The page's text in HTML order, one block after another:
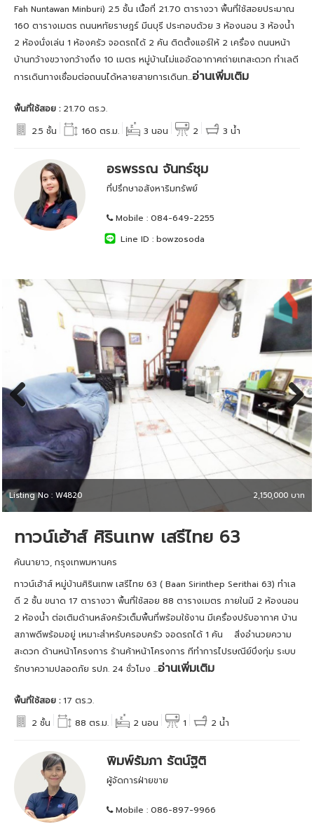
Fah Nuntawan Minburi) 2.5 ชั้น เนื้อที่ 21.70 ตารางวา พื้นที่ใช้สอยประมาณ
160 ตารางเมตร ถนนหทัยราษฎร์ มีนบุรี ประกอบด้วย 3 ห้องนอน 3 ห้องน้ำ
2 ห้องนั่งเล่น 1 ห้องครัว จอดรถได้ 2 คัน ติดตั้งแอร์ให้ 2 เครื่อง ถนนหน้า
บ้านกว้างขวางกว้างถึง 10 เมตร หมู่บ้านไม่แออัดอากาศถ่ายเทสะดวก ทำเลดี
การเดินทางเชื่อมต่อถนนได้หลายสายการเดินท...อ่านเพิ่มเติม
พื้นที่ใช้สอย :21.70 ตร.ว.
2.5 ชั้น
160 ตร.ม. 3 นอน 2 3 น้ำ
อรพรรณ จันทร์ชุม
ที่ปรึกษาอสังหาริมทรัพย์
Mobile : 084-649-2255
Line ID : bowzosoda
Previous Next
Listing No : W4820 2,150,000 บาท
ทาวน์เฮ้าส์ ศิรินเทพ เสรีไทย 63
คันนายาว, กรุงเทพมหานคร
ทาวน์เฮ้าส์ หมู่บ้านศิรินเทพ เสรีไทย 63 ( Baan Sirinthep Serithai 63) ทำเล
ดี 2 ชั้น ขนาด 17 ตารางวา พื้นที่ใช้สอย 88 ตารางเมตร ภายในมี 2 ห้องนอน
2 ห้องน้ำ ต่อเติมด้านหลังครัวเต็มพื้นที่พร้อมใช้งาน มีเครื่องปรับอากาศ บ้าน
สภาพดีพร้อมอยู่ เหมาะสำหรับครอบครัว จอดรถได้ 1 คัน สิ่งอำนวยความ
สะดวก ด้านหน้าโครงการ ร้านค้าหน้าโครงการ ทีทำการไปรษณีย์บึงกุ่ม ระบบ
รักษาความปลอดภัย รปภ. 24 ชั่วโมง ...อ่านเพิ่มเติม
พื้นที่ใช้สอย :17 ตร.ว.
2 ชั้น
88 ตร.ม. 2 นอน 1 2 น้ำ
พิมพ์รัมภา รัตน์ฐิติ
ผู้จัดการฝ่ายขาย
Mobile : 086-897-9966